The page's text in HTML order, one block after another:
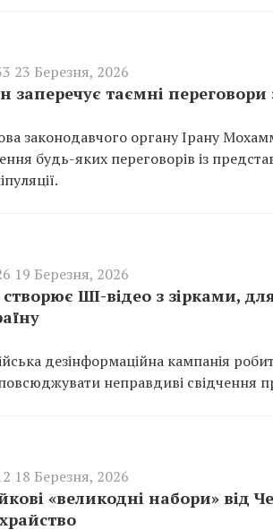
23 Березня, 2026
заперечує таємні
законодавчого органу Ірану
будь-яких переговорів із
19 Березня, 2026
ШІ-відео з зірками,
дезінформаційна кампанія
неправдиві свідчення
18 Березня, 2026
«великодні набори» від